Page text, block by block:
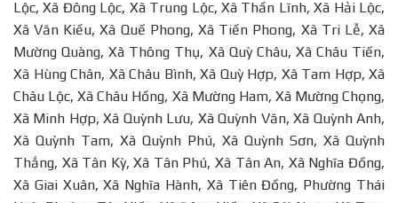
Lộc, Xã Đông Lộc, Xã Trung Lộc, Xã Thần Lĩnh, Xã Hải Lộc,
Xã Văn Kiều, Xã Quế Phong, Xã Tiền Phong, Xã Tri Lễ, Xã
Mường Quàng, Xã Thông Thụ, Xã Quỳ Châu, Xã Châu Tiến,
Xã Hùng Chân, Xã Châu Bình, Xã Quỳ Hợp, Xã Tam Hợp, Xã
Châu Lộc, Xã Châu Hồng, Xã Mường Ham, Xã Mường Chọng,
Xã Minh Hợp, Xã Quỳnh Lưu, Xã Quỳnh Văn, Xã Quỳnh Anh,
Xã Quỳnh Tam, Xã Quỳnh Phú, Xã Quỳnh Sơn, Xã Quỳnh
Thắng, Xã Tân Kỳ, Xã Tân Phú, Xã Tân An, Xã Nghĩa Đồng,
Xã Giai Xuân, Xã Nghĩa Hành, Xã Tiên Đồng, Phường Thái